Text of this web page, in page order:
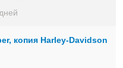
копия Harley-Davidson